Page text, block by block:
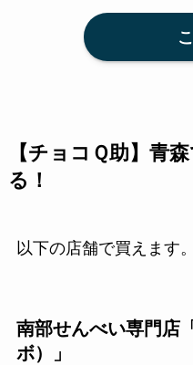
【チョコＱ助】青
る！
以下の店舗で買えます。
南部せんべい専門店
ボ）」